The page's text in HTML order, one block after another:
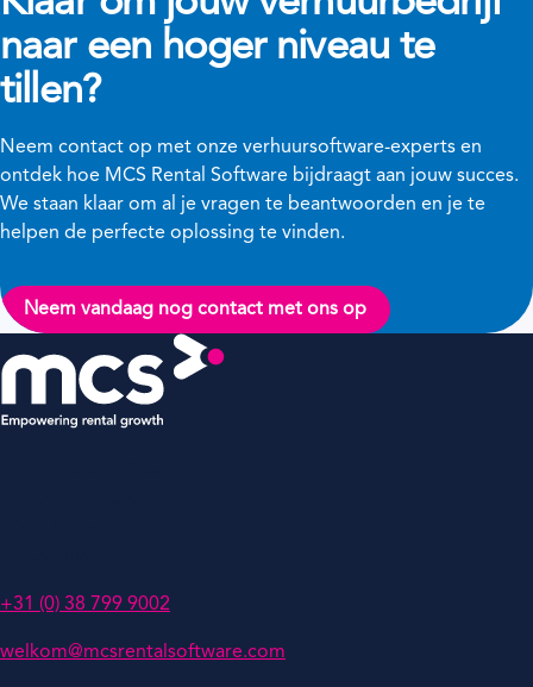
naar een hoger niveau te
tillen?
Neem contact op met onze verhuursoftware-experts en
ontdek hoe MCS Rental Software bijdraagt aan jouw succes.
We staan klaar om al je vragen te beantwoorden en je te
helpen de perfecte oplossing te vinden.
Neem vandaag nog contact met ons op
+31 (0) 38 799 9002
welkom@mcsrentalsoftware.com